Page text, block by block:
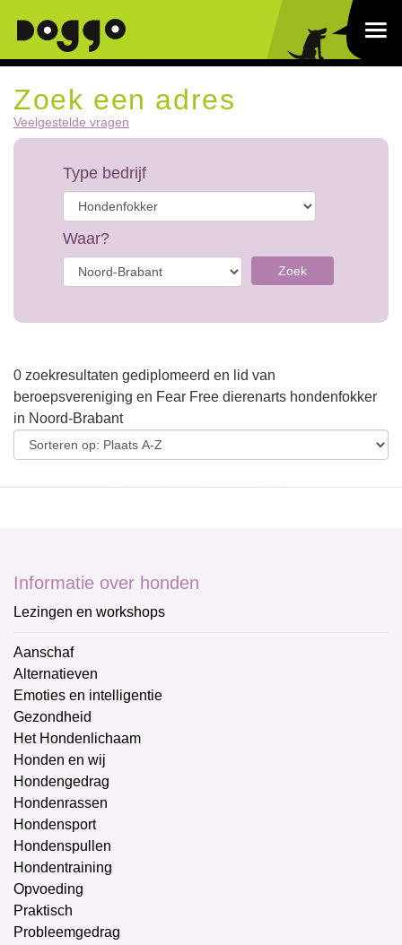
Zoek een adres
Veelgestelde vragen
Type bedrijf
Waar?
Zoek
0 zoekresultaten gediplomeerd en lid van
beroepsvereniging en Fear Free dierenarts hondenfokker
in Noord-Brabant
Informatie over honden
Lezingen en workshops
Aanschaf
Alternatieven
Emoties en intelligentie
Gezondheid
Het Hondenlichaam
Honden en wij
Hondengedrag
Hondenrassen
Hondensport
Hondenspullen
Hondentraining
Opvoeding
Praktisch
Probleemgedrag